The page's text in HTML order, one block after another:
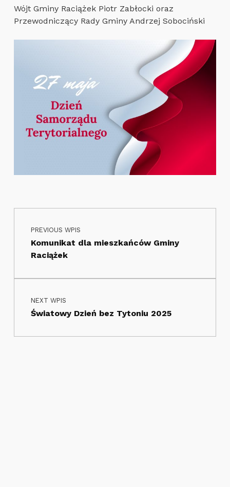
Wójt Gminy Raciążek Piotr Zabłocki oraz
Przewodniczący Rady Gminy Andrzej Sobociński
Skip back to main navigation
Nawigacja wpisu
PREVIOUS WPIS
Komunikat dla mieszkańców Gminy
Raciążek
NEXT WPIS
Światowy Dzień bez Tytoniu 2025